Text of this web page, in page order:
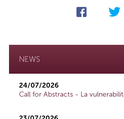
NEWS
24/07/2026
Call for Abstracts - La